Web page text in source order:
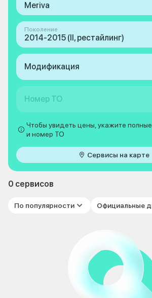
Meriva
Поколение
2014-2015 (II, рестайлинг)
Модификация
Номер ТО
Чтобы увидеть цены, укажите
и номер ТО
Сервисы на карте
0 сервисов
По популярности Официальные